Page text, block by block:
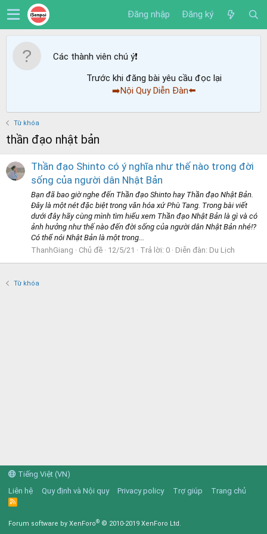
Đăng nhập Đăng ký
Các thành viên chú ý❗️
Trước khi đăng bài yêu cầu đọc lại
➡️Nội Quy Diễn Đàn⬅️
Từ khóa
thần đạo nhật bản
Thần đạo Shinto có ý nghĩa như thế nào trong đời
sống của người dân Nhật Bản
Bạn đã bao giờ nghe đến Thần đạo Shinto hay Thần đạo Nhật Bản.
Đây là một nét đặc biệt trong văn hóa xứ Phù Tang. Trong bài viết
dưới đây hãy cùng mình tìm hiểu xem Thần đạo Nhật Bản là gì và có
ảnh hưởng như thế nào đến đời sống của người dân Nhật Bản nhé!?
Có thể nói Nhật Bản là một trong...
ThanhGiang
Chủ đề 12/5/21 Trả lời: 0 Diễn đàn: Du Lịch
Từ khóa
Tiếng Việt (VN)
Liên hệ
Quy định và Nội quy Privacy policy Trợ giúp Trang chủ
R
S
Forum software by XenForo® © 2010-2019 XenForo Ltd.